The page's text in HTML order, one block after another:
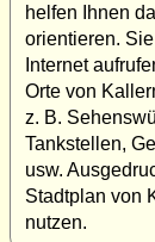
helfen Ihnen
orientieren.
Internet
Orte von
z. B.
Tankstellen,
usw.
Stadtplan von
nutzen.